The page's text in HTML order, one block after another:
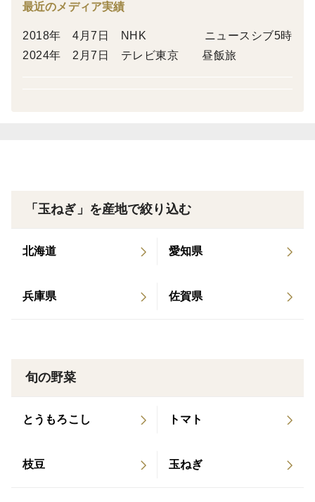
です。
本商品は「特別栽培」に該当する玉ねぎです。
す。
・到着後はできるだけ早めに、風通しの良い冷暗所また
最近のメディア実績
2018年 4月7日 NHK ニュースシブ5時
2024年 2月7日 テレビ東京 昼飯旅
「玉ねぎ」を産地で絞り込む
北海道 愛知県
兵庫県 佐賀県
旬の野菜
とうもろこし トマト
枝豆 玉ねぎ